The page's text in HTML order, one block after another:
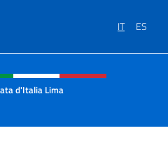
IT ES
social e menù
d'Italia Lima